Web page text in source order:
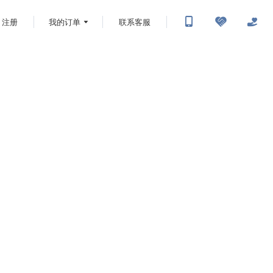
注册 我的订单 联系客服